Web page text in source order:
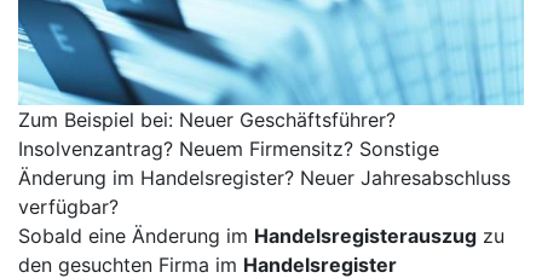
Zum Beispiel bei: Neuer Geschäftsführer?
Insolvenzantrag? Neuem Firmensitz? Sonstige
Änderung im Handelsregister? Neuer Jahresabschluss
verfügbar?
Sobald eine Änderung im Handelsregisterauszug zu
den gesuchten Firma im Handelsregister